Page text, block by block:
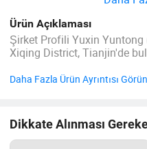
Ürün Açıklaması
Şirket Profili Yuxin
Xiqing District, Tianjin'de
(galvanize ürünler,
Daha Fazla Ürün Ayrıntısı
Dikkate Alınması